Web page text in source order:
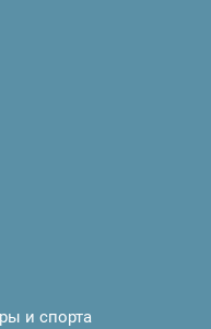
и спорта